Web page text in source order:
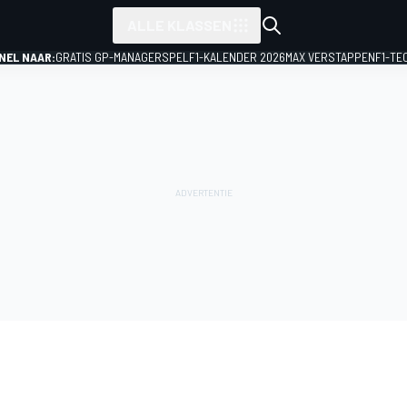
NAAR:GRATIS GP-MANAGERSPEL F1-KALENDER 2026MAX VERSTAPPENF1-